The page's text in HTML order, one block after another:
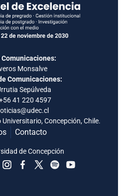
Monsalve
Comunicaciones:
Sepúlveda
41 220 4597
Concepción, Chile.
Contacto
de Concepción